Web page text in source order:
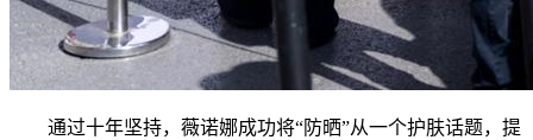
通过十年坚持，薇诺娜成功将“防晒”从一个护肤话题，提